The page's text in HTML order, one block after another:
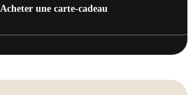
Acheter une carte-cadeau